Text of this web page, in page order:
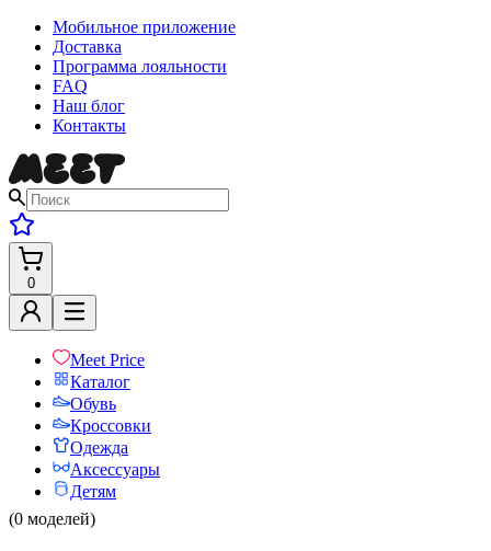
Мобильное приложение
Доставка
Программа лояльности
FAQ
Наш блог
Контакты
0
Meet Price
Каталог
Обувь
Кроссовки
Одежда
Аксессуары
Детям
(0 моделей)